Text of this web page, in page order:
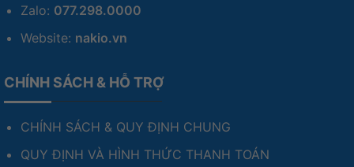
Zalo: 077.298.0000
Website: nakio.vn
CHÍNH SÁCH & HỖ TRỢ
CHÍNH SÁCH & QUY ĐỊNH CHUNG
QUY ĐỊNH VÀ HÌNH THỨC THANH TOÁN